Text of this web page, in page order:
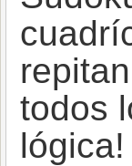
todos
lógica!